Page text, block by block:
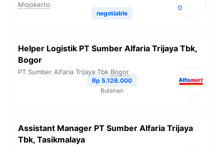
Mojokerto
negotiable
Helper Logistik PT Sumber Alfaria Trijaya Tbk,
Bogor
PT Sumber Alfaria Trijaya Tbk Bogor
Rp 5.126.000
Bulanan
Assistant Manager PT Sumber Alfaria Trijaya
Tbk, Tasikmalaya